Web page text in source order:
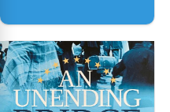
instrumentos